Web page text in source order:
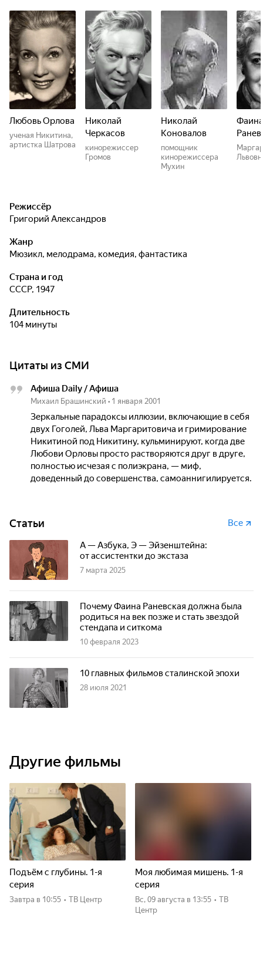
Любовь Орлова
ученая Никитина,
артистка Шатрова
Николай
Черкасов
кинорежиссер
Громов
Николай
Коновалов
помощник
кинорежиссера
Мухин
Фаина
Режиссёр
Григорий Александров
Жанр
мюзикл, мелодрама, комедия, фантастика
Страна и год
СССР, 1947
Длительность
104 минуты
Цитаты из СМИ
Афиша Daily / Афиша
Михаил Брашинский • 1 января 2001
Зеркальные парадоксы иллюзии, включающие в себя
двух Гоголей, Льва Маргаритовича и гримирование
Никитиной под Никитину, кульминируют, когда две
Любови Орловы просто растворяются друг в друге,
полностью исчезая с полиэкрана, — миф,
доведенный до совершенства, самоаннигилируется.
Статьи Все
А — Азбука, Э — Эйзенштейна:
от ассистентки до экстаза
7 марта 2025
Почему Фаина Раневская должна была
родиться на век позже и стать звездой
стендапа и ситкома
10 февраля 2023
10 главных фильмов сталинской эпохи
28 июля 2021
Другие фильмы
Подъём с глубины. 1-я
серия
Завтра в 10:55 • ТВ Центр
Моя любимая мишень. 1-я
серия
вс, 09 августа в 13:55 • ТВ
Центр